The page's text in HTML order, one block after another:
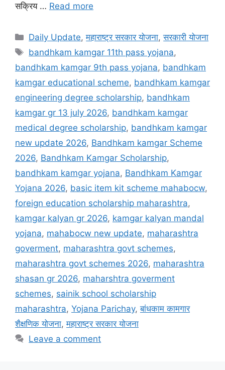
सक्रिय … Read more
Categories
Daily Update,महाराष्ट्र सरकार योजना,सरकारी योजना
Tags
bandhkam kamgar 11th pass yojana,
bandhkam kamgar 9th pass yojana, bandhkam
kamgar educational scheme, bandhkam kamgar
engineering degree scholarship, bandhkam
kamgar gr 13 july 2026, bandhkam kamgar
medical degree scholarship, bandhkam kamgar
new update 2026, Bandhkam kamgar Scheme
2026, Bandhkam Kamgar Scholarship,
bandhkam kamgar yojana, Bandhkam Kamgar
Yojana 2026, basic item kit scheme mahabocw,
foreign education scholarship maharashtra,
kamgar kalyan gr 2026, kamgar kalyan mandal
yojana, mahabocw new update, maharashtra
goverment, maharashtra govt schemes,
maharashtra govt schemes 2026, maharashtra
shasan gr 2026, maharshtra goverment
schemes, sainik school scholarship
maharashtra, Yojana Parichay,बांधकाम कामगार
शैक्षणिक योजना,महाराष्ट्र सरकार योजना
Leave a comment